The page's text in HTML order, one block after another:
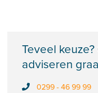
Teveel
adviseren
0299 - 46 99 99